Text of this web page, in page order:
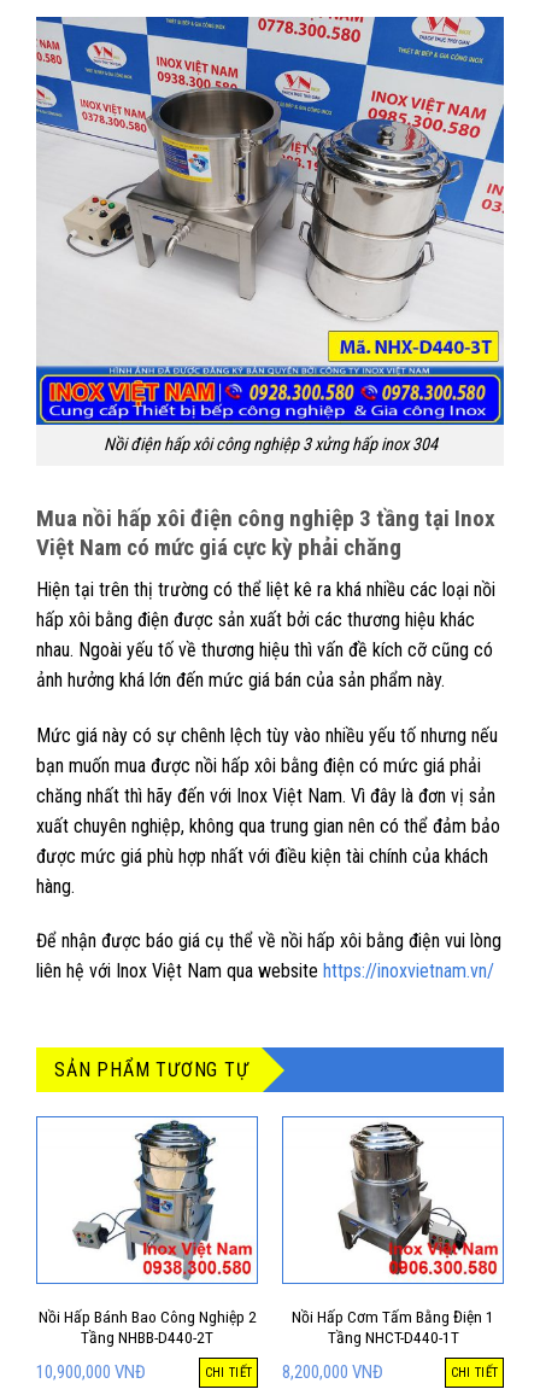
Nồi điện hấp xôi công nghiệp 3 xửng hấp inox 304
Mua nồi hấp xôi điện công nghiệp 3 tầng tại Inox
Việt Nam có mức giá cực kỳ phải chăng
Hiện tại trên thị trường có thể liệt kê ra khá nhiều các loại nồi
hấp xôi bằng điện được sản xuất bởi các thương hiệu khác
nhau. Ngoài yếu tố về thương hiệu thì vấn đề kích cỡ cũng có
ảnh hưởng khá lớn đến mức giá bán của sản phẩm này.
Mức giá này có sự chênh lệch tùy vào nhiều yếu tố nhưng nếu
bạn muốn mua được nồi hấp xôi bằng điện có mức giá phải
chăng nhất thì hãy đến với Inox Việt Nam. Vì đây là đơn vị sản
xuất chuyên nghiệp, không qua trung gian nên có thể đảm bảo
được mức giá phù hợp nhất với điều kiện tài chính của khách
hàng.
Để nhận được báo giá cụ thể về nồi hấp xôi bằng điện vui lòng
liên hệ với Inox Việt Nam qua website https://inoxvietnam.vn/
SẢN PHẨM TƯƠNG TỰ
Nồi Hấp Bánh Bao Công Nghiệp 2
Tầng NHBB-D440-2T
10,900,000 VNĐ CHI TIẾT
Nồi Hấp Cơm Tấm Bằng Điện 1
Tầng NHCT-D440-1T
8,200,000 VNĐ CHI TIẾT